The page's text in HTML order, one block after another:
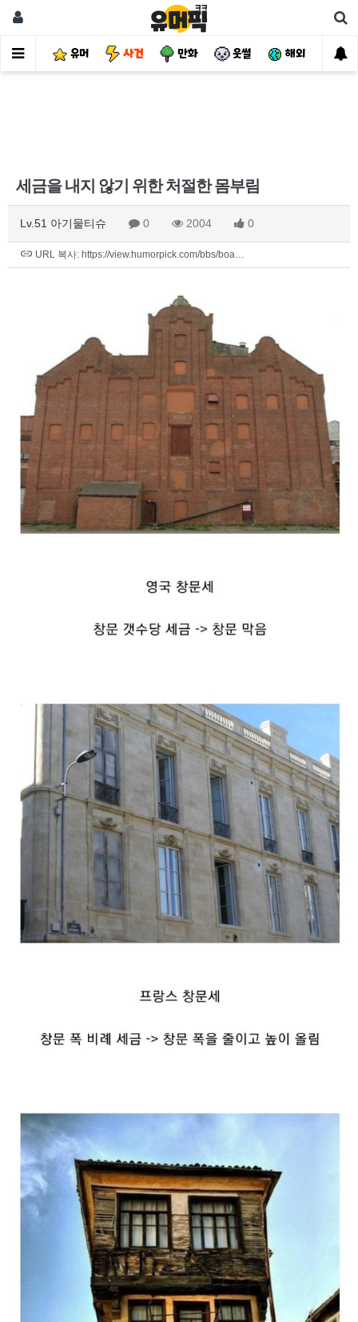
유머 사건 만화 웃썰 해외 핫
세금을 내지 않기 위한 처절한 몸부림
Lv.51 아기물티슈 0 2004 0
URL 복사: https://view.humorpick.com/bbs/boa…